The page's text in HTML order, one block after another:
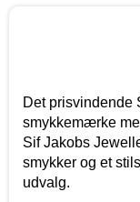
Det prisvindende
smykkemærke
Sif Jakobs
smykker og et
udvalg.